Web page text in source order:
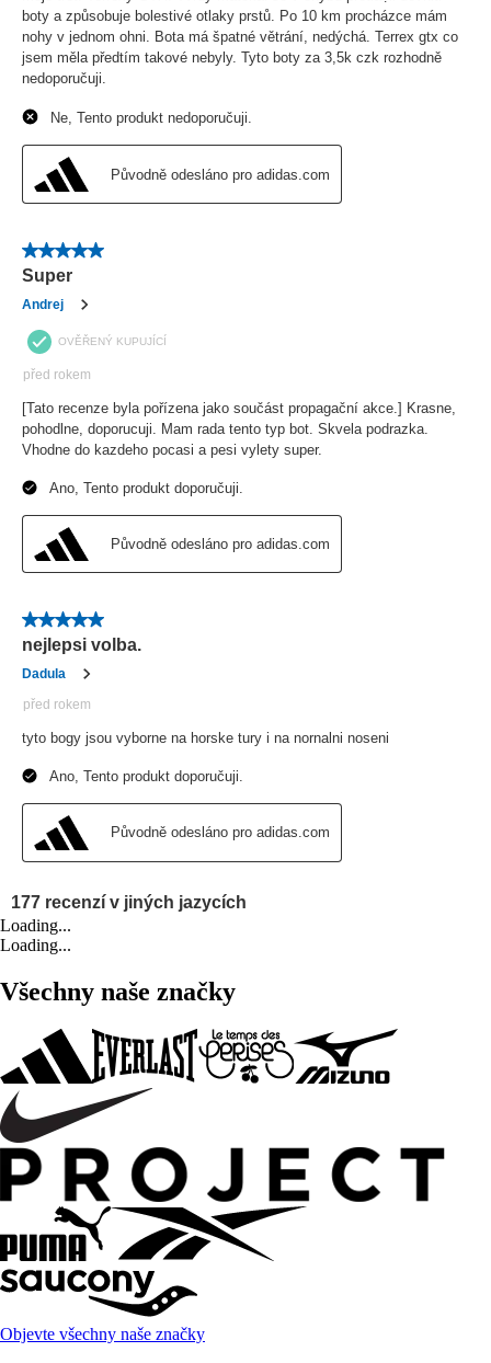
Loading...
Loading...
Všechny naše značky
Objevte všechny naše značky